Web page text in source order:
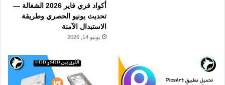
أكواد فري فاير 2026 الشغالة —
تحديث يونيو الحصري وطريقة
الاستبدال الآمنة
يونيو 14, 2026